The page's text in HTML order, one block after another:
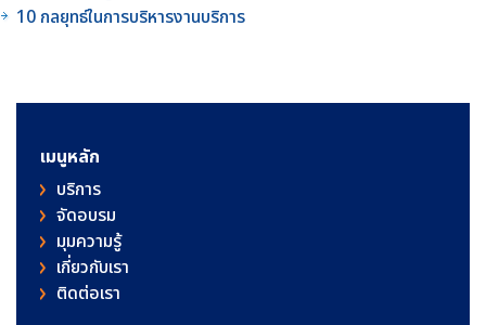
10 กลยุทธ์ในการบริหารงานบริการ
เมนูหลัก
บริการ
จัดอบรม
มุมความรู้
เกี่ยวกับเรา
ติดต่อเรา